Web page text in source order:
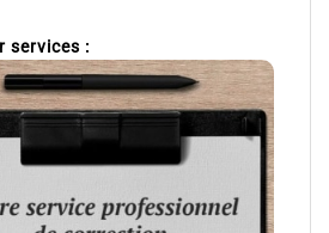
services :